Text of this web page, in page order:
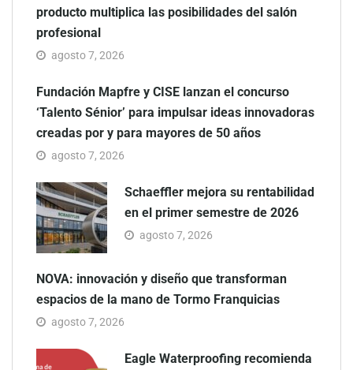
producto multiplica las posibilidades del salón
profesional
agosto 7, 2026
Fundación Mapfre y CISE lanzan el concurso
‘Talento Sénior’ para impulsar ideas innovadoras
creadas por y para mayores de 50 años
agosto 7, 2026
Schaeffler mejora su rentabilidad
en el primer semestre de 2026
agosto 7, 2026
NOVA: innovación y diseño que transforman
espacios de la mano de Tormo Franquicias
agosto 7, 2026
Eagle Waterproofing recomienda